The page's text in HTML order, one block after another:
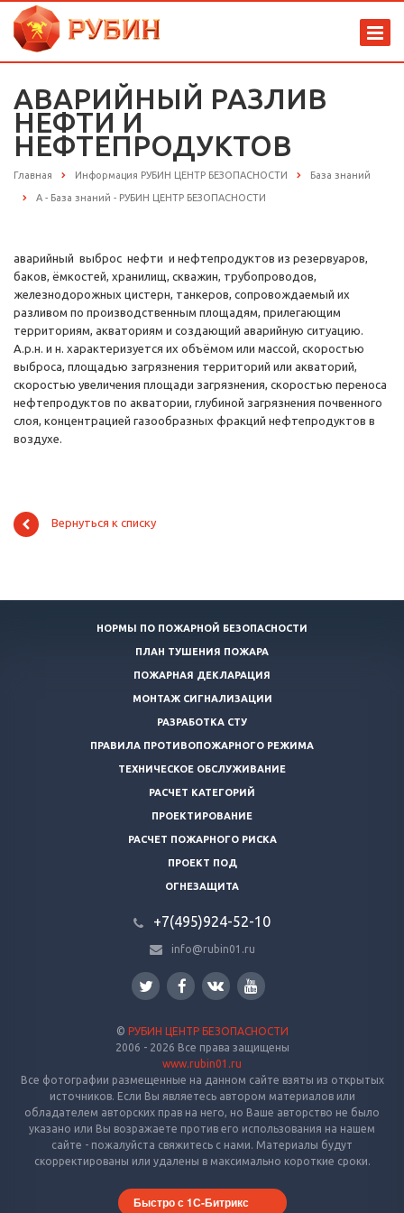
АВАРИЙНЫЙ РАЗЛИВ
НЕФТИ И
НЕФТЕПРОДУКТОВ
Главная Информация РУБИН ЦЕНТР БЕЗОПАСНОСТИ База знаний
А - База знаний - РУБИН ЦЕНТР БЕЗОПАСНОСТИ
аварийный выброс нефти и нефтепродуктов из резервуаров,
баков, ёмкостей, хранилищ, скважин, трубопроводов,
железнодорожных цистерн, танкеров, сопровождаемый их
разливом по производственным площадям, прилегающим
территориям, акваториям и создающий аварийную ситуацию.
А.р.н. и н. характеризуется их объёмом или массой, скоростью
выброса, площадью загрязнения территорий или акваторий,
скоростью увеличения площади загрязнения, скоростью переноса
нефтепродуктов по акватории, глубиной загрязнения почвенного
слоя, концентрацией газообразных фракций нефтепродуктов в
воздухе.
Вернуться к списку
НОРМЫ ПО ПОЖАРНОЙ БЕЗОПАСНОСТИ
ПЛАН ТУШЕНИЯ ПОЖАРА
ПОЖАРНАЯ ДЕКЛАРАЦИЯ
МОНТАЖ СИГНАЛИЗАЦИИ
РАЗРАБОТКА СТУ
ПРАВИЛА ПРОТИВОПОЖАРНОГО РЕЖИМА
ТЕХНИЧЕСКОЕ ОБСЛУЖИВАНИЕ
РАСЧЕТ КАТЕГОРИЙ
ПРОЕКТИРОВАНИЕ
РАСЧЕТ ПОЖАРНОГО РИСКА
ПРОЕКТ ПОД
ОГНЕЗАЩИТА
+7(495)924-52-10
info@rubin01.ru
© РУБИН ЦЕНТР БЕЗОПАСНОСТИ
2006 - 2026 Все права защищены
www.rubin01.ru
Все фотографии размещенные на данном сайте взяты из открытых
источников. Если Вы являетесь автором материалов или
обладателем авторских прав на него, но Ваше авторство не было
указано или Вы возражаете против его использования на нашем
сайте - пожалуйста свяжитесь с нами. Материалы будут
скорректированы или удалены в максимально короткие сроки.
Быстро с 1С-Битрикс